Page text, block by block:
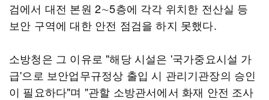
검에서 대전 본원 2∼5층에 각각 위치한 전산실 등
보안 구역에 대한 안전 점검을 하지 못했다.
소방청은 그 이유로 "해당 시설은 '국가중요시설 가
급'으로 보안업무규정상 출입 시 관리기관장의 승인
이 필요하다"며 "관할 소방관서에서 화재 안전 조사